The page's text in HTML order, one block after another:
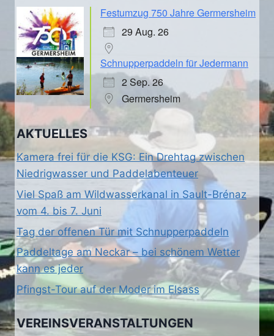
Festumzug 750 Jahre Germersheim
29 Aug. 26
Schnupperpaddeln für Jedermann
2 Sep. 26
Germersheim
AKTUELLES
Kamera frei für die KSG: Ein Drehtag zwischen
Niedrigwasser und Paddelabenteuer
Viel Spaß am Wildwasserkanal in Sault-Brénaz
vom 4. bis 7. Juni
Tag der offenen Tür mit Schnupperpaddeln
Paddeltage am Neckar – bei schönem Wetter
kann es jeder
Pfingst-Tour auf der Moder im Elsass
VEREINSVERANSTALTUNGEN